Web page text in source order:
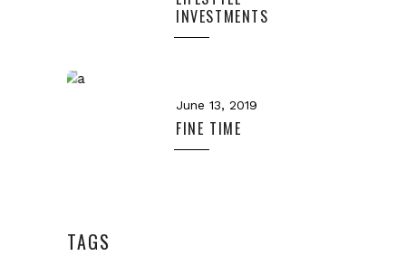
INVESTMENTS
June 13, 2019
FINE TIME
TAGS